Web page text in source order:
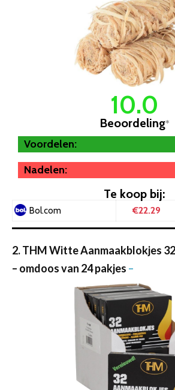
10.0
Beoordeling*
Voordelen:
Nadelen:
Te koop bij:
Bol.com €22.29
2. THM Witte Aanmaakblokjes
– omdoos van 24 pakjes –